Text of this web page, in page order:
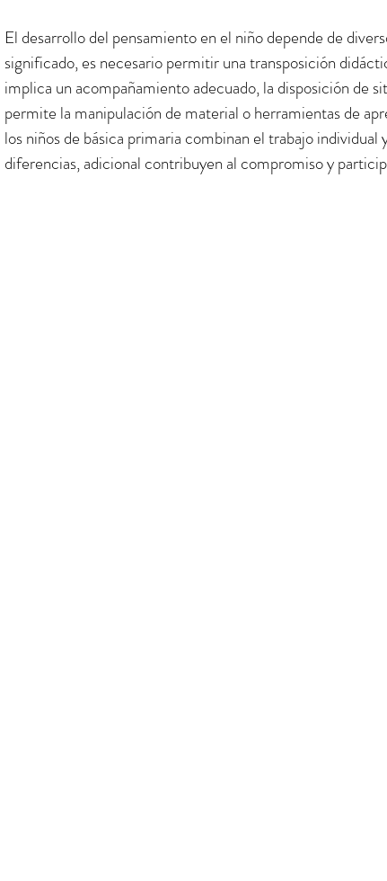
El desarrollo del pensamiento en el niño depende de
significado, es necesario permitir una transposición
implica un acompañamiento adecuado, la disposición de
permite la manipulación de material o herramientas de
los niños de básica primaria combinan el trabajo
diferencias, adicional contribuyen al compromiso y